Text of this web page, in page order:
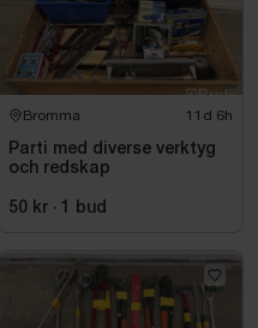
Bromma 11d 6h
Parti med diverse verktyg
och redskap
50 kr · 1 bud